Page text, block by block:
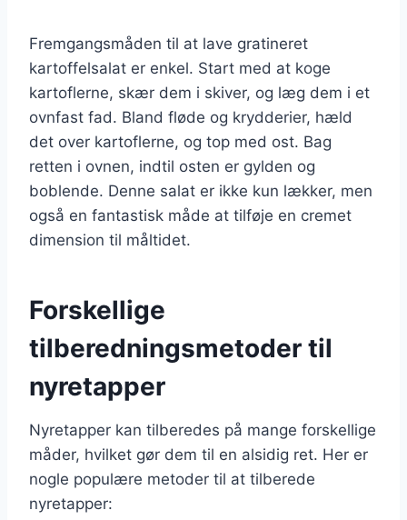
Fremgangsmåden til at lave gratineret
kartoffelsalat er enkel. Start med at koge
kartoflerne, skær dem i skiver, og læg dem i et
ovnfast fad. Bland fløde og krydderier, hæld
det over kartoflerne, og top med ost. Bag
retten i ovnen, indtil osten er gylden og
boblende. Denne salat er ikke kun lækker, men
også en fantastisk måde at tilføje en cremet
dimension til måltidet.
Forskellige
tilberedningsmetoder til
nyretapper
Nyretapper kan tilberedes på mange forskellige
måder, hvilket gør dem til en alsidig ret. Her er
nogle populære metoder til at tilberede
nyretapper: